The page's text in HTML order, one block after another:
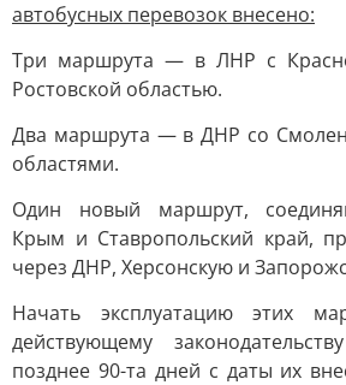
автобусных перевозок внесено:
Три маршрута — в ЛНР с
Ростовской областью.
Два маршрута — в ДНР со
областями.
Один новый маршрут,
Крым и Ставропольский край,
через ДНР, Херсонскую и
Начать эксплуатацию этих
действующему
позднее 90-та дней с даты их